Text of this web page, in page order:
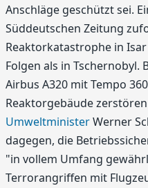
Anschläge geschützt sei.
Süddeutschen Zeitung
Reaktorkatastrophe in
Folgen als in Tschernobyl.
Airbus A320 mit Tempo
Reaktorgebäude
UmweltministerWerner
dagegen, die
"in vollem Umfang
Terrorangriffen mit